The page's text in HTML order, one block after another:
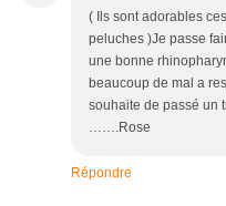
( Ils sont adorables
peluches )Je passe
une bonne
beaucoup de mal a
souhaite de passé un
…….Rose
Répondre